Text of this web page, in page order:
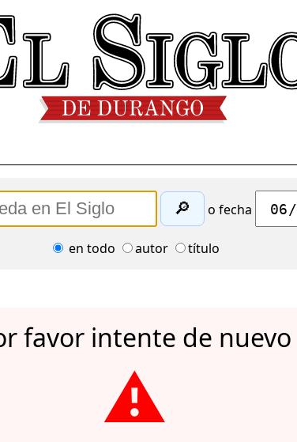
🔎 o fecha
en todo autor título
favor intente de nuevo
⚠️